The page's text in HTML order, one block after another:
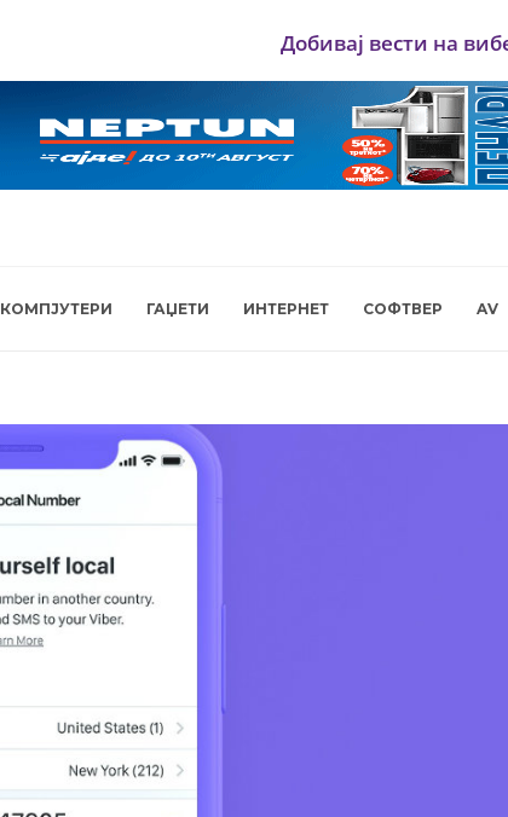
Добивај вести на
КОМПЈУТЕРИ ГАЏЕТИ ИНТЕРНЕТ СОФТВЕР AV